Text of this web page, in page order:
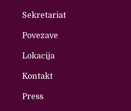
Sekretariat
Povezave
Lokacija
Kontakt
Press